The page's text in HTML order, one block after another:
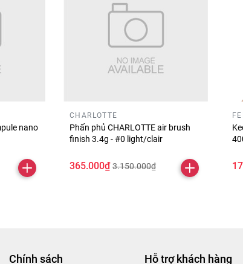
veo, hàng mi mềm cong tự nhiên và cuốn hút mọi
nano
CHARLOTTE
Phấn phủ CHARLOTTE air brush
finish 3.4g - #0 light/clair
365.000₫ 3.150.000₫
Chính sách Hỗ trợ khách hàng